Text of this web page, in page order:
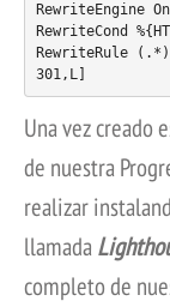
RewriteEngine On
RewriteCond
RewriteRule (.*)
301,L]
Una vez creado
de nuestra
realizar
llamada
completo de